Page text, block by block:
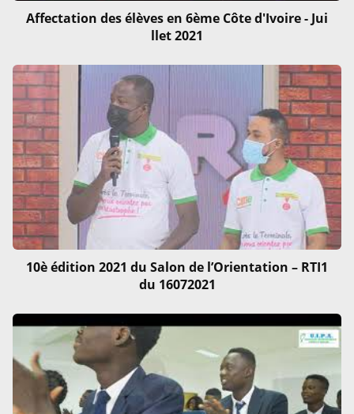
Affectation des élèves en 6ème Côte d'Ivoire - Jui
llet 2021
10è édition 2021 du Salon de l’Orientation – RTI1
du 16072021